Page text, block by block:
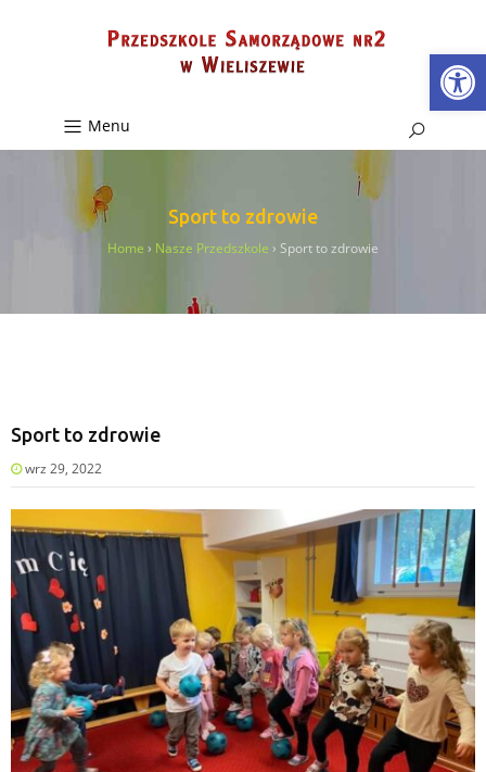
Menu
Sport to zdrowie
Home › Nasze Przedszkole › Sport to zdrowie
Sport to zdrowie
wrz 29, 2022